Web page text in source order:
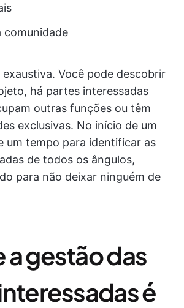
comunidade
exaustiva. Você pode descobrir
há partes interessadas
outras funções ou têm
exclusivas. No início de um
um tempo para identificar as
de todos os ângulos,
para não deixar ninguém de
a gestão das
é